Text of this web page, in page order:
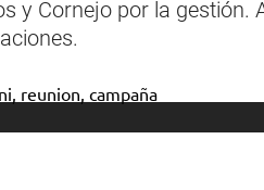
y Cornejo por la